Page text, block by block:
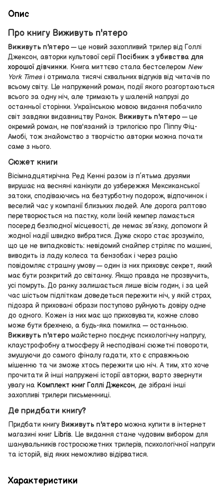
Опис
Про книгу Виживуть п'ятеро
Виживуть п'ятеро— це новий захопливий трилер від Голлі
Джексон, авторки культової серії Посібник з убивства для
хорошої дівчинки. Книга миттєво стала бестселером New
York Timesі отримала тисячі схвальних відгуків від читачів по
всьому світу. Це напружений роман, події якого розгортаються
всього за одну ніч, але тримають у шаленій напрузі до
останньої сторінки. Українською мовою видання побачило
світ завдяки видавництву Ранок. Виживуть п'ятеро— це
окремий роман, не пов'язаний із трилогією про Піппу Фіц-
Амобі, тож знайомство з творчістю авторки можна почати
саме з нього.
Сюжет книги
Вісімнадцятирічна Ред Кенні разом із п’ятьма друзями
вирушає на весняні канікули до узбережжя Мексиканської
затоки, сподіваючись на безтурботну подорож, відпочинок і
веселий час у компанії близьких людей. Але дорога раптово
перетворюється на пастку, коли їхній кемпер ламається
посеред безлюдної місцевості, де немає зв’язку, допомоги й
жодної надії швидко вибратися. Дуже скоро стає зрозуміло,
що це не випадковість: невідомий снайпер стріляє по машині,
виводить із ладу колеса та бензобак і через рацію
повідомляє страшну умову — один із них приховує секрет, який
має бути розкритий до світанку. Якщо правда не прозвучить,
усі помруть. До ранку залишається лише вісім годин, і за цей
час шістьом підліткам доведеться пережити ніч, у якій страх,
підозра й приховані образи поступово руйнують довіру одне
до одного. Кожен із них має що приховувати, кожне слово
може бути брехнею, а будь-яка помилка — останньою.
Виживуть п'ятеро майстерно поєднує психологічну напругу,
клаустрофобну атмосферу й несподівані сюжетні повороти,
змушуючи до самого фіналу гадати, хто є справжньою
мішенню та чи зможе хтось пережити цю ніч. А тим, хто хоче
прочитати й інші напружені історії авторки, варто звернути
увагу на Комплект книг Голлі Джексон, де зібрані інші
захопливі трилери письменниці.
Де придбати книгу?
Придбати книгу Виживуть п'ятеро можна купити в інтернет
магазині книг Libris. Це видання стане чудовим вибором для
шанувальників гостросюжетних трилерів, психологічної напруги
та історій, від яких неможливо відірватися.
Характеристики